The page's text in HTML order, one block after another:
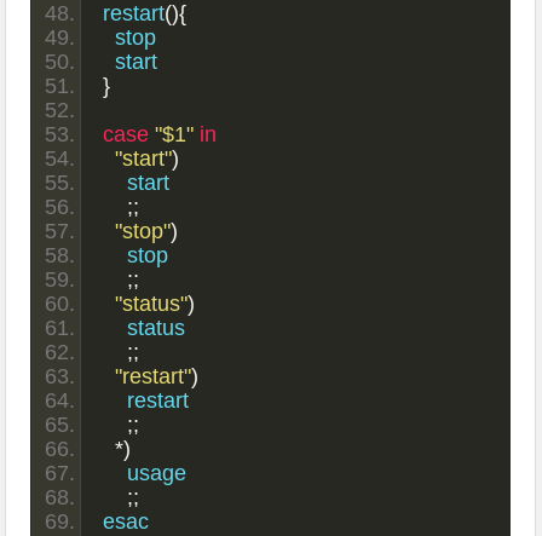
restart(){
  stop
  start
}
case "$1" in
"start")
    start
;;
"stop")
    stop
;;
"status")
    status
;;
"restart")
    restart
;;
*)
    usage
;;
esac